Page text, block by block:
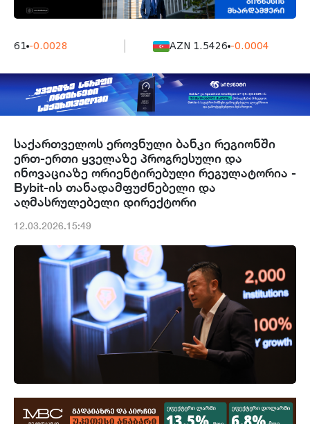
-0.0028 AZN 1.5426 -0.0004
საქართველოს ეროვნული ბანკი რეგიონში
ერთ-ერთი ყველაზე პროგრესული და
ინოვაციაზე ორიენტირებული რეგულატორია -
Bybit-ის თანადამფუძნებელი და
აღმასრულებელი დირექტორი
12.03.2026.15:49